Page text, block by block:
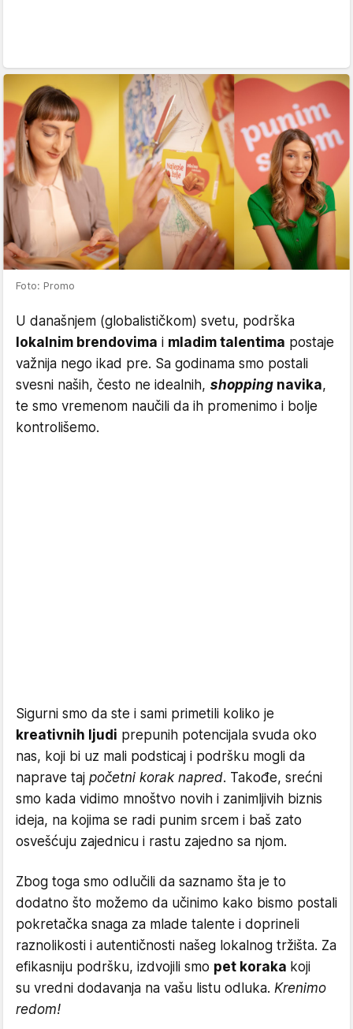
Foto: Promo
U današnjem (globalističkom) svetu, podrška
lokalnim brendovima i mladim talentima postaje
važnija nego ikad pre. Sa godinama smo postali
svesni naših, često ne idealnih, shopping navika,
te smo vremenom naučili da ih promenimo i bolje
kontrolišemo.
Sigurni smo da ste i sami primetili koliko je
kreativnih ljudi prepunih potencijala svuda oko
nas, koji bi uz mali podsticaj i podršku mogli da
naprave taj početni korak napred. Takođe, srećni
smo kada vidimo mnoštvo novih i zanimljivih biznis
ideja, na kojima se radi punim srcem i baš zato
osvešćuju zajednicu i rastu zajedno sa njom.
Zbog toga smo odlučili da saznamo šta je to
dodatno što možemo da učinimo kako bismo postali
pokretačka snaga za mlade talente i doprineli
raznolikosti i autentičnosti našeg lokalnog tržišta. Za
efikasniju podršku, izdvojili smo pet koraka koji
su vredni dodavanja na vašu listu odluka. Krenimo
redom!